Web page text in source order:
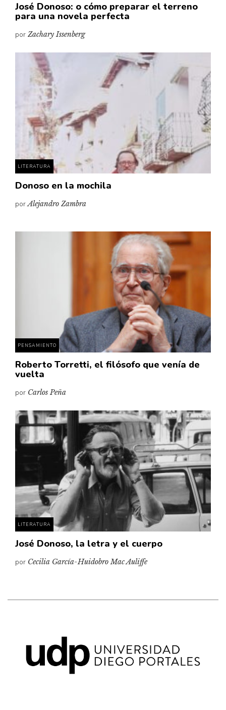
José Donoso: o cómo preparar el terreno
para una novela perfecta
por Zachary Issenberg
LITERATURA
Donoso en la mochila
porAlejandro Zambra
PENSAMIENTO
Roberto Torretti, el filósofo que venía de
vuelta
por Carlos Peña
LITERATURA
José Donoso, la letra y el cuerpo
por Cecilia García-Huidobro Mac Auliffe